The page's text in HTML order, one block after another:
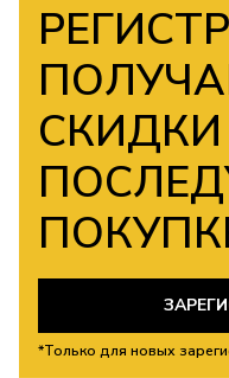
*Только для новых